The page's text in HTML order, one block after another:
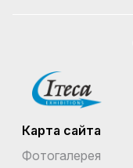
Карта сайта
Фотогалерея